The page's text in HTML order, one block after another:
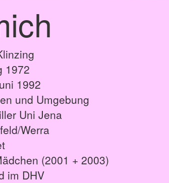
1972
1992
und Umgebung
Uni Jena
Werra
(2001 + 2003)
im DHV